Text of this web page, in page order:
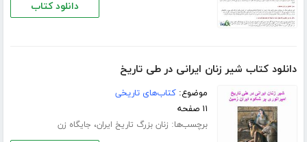
دانلود کتاب
دانلود کتاب شیر زنان ایرانی در طی تاریخ
موضوع:کتاب‌های تاریخی
۱۱ صفحه
برچسب‌ها: زنان بزرگ تاریخ ایران، جایگاه زن